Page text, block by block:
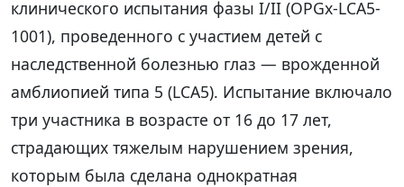
клинического испытания фазы I/II (OPGx-LCA5-
1001), проведенного с участием детей с
наследственной болезнью глаз — врожденной
амблиопией типа 5 (LCA5). Испытание включало
три участника в возрасте от 16 до 17 лет,
страдающих тяжелым нарушением зрения,
которым была сделана однократная